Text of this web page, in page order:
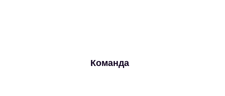
Команда